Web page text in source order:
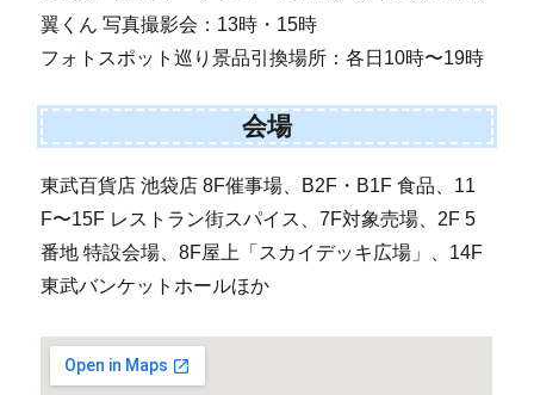
翼くん 写真撮影会：13時・15時
フォトスポット巡り景品引換場所：各日10時〜19時
会場
東武百貨店 池袋店 8F催事場、B2F・B1F 食品、11
F〜15F レストラン街スパイス、7F対象売場、2F 5
番地 特設会場、8F屋上「スカイデッキ広場」、14F
東武バンケットホールほか